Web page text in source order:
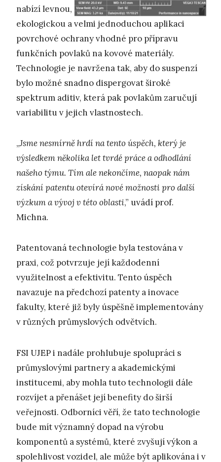
nabízí levnou,
ekologickou a velmi jednoduchou aplikaci
povrchové ochrany vhodné pro přípravu
funkčních povlaků na kovové materiály.
Technologie je navržena tak, aby do suspenzí
bylo možné snadno dispergovat široké
spektrum aditiv, která pak povlakům zaručují
variabilitu v jejich vlastnostech.
„Jsme nesmírně hrdí na tento úspěch, který je
výsledkem několika let tvrdé práce a odhodlání
našeho týmu. Tím ale nekončíme, naopak nám
získání patentu otevírá nové možnosti pro další
výzkum a vývoj v této oblasti,” uvádí prof.
Michna.
Patentovaná technologie byla testována v
praxi, což potvrzuje její každodenní
využitelnost a efektivitu. Tento úspěch
navazuje na předchozí patenty a inovace
fakulty, které již byly úspěšně implementovány
v různých průmyslových odvětvích.
FSI UJEP i nadále prohlubuje spolupráci s
průmyslovými partnery a akademickými
institucemi, aby mohla tuto technologii dále
rozvíjet a přenášet její benefity do širší
veřejnosti. Odborníci věří, že tato technologie
bude mít významný dopad na výrobu
komponentů a systémů, které zvyšují výkon a
spolehlivost vozidel, ale může být aplikována i v